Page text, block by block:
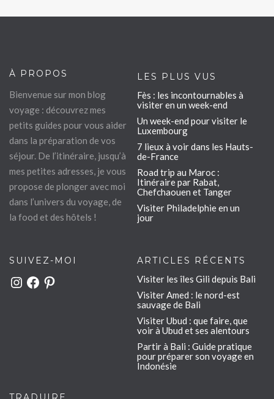
À PROPOS
Bienvenue sur mon blog
voyage : découvrez mes
petits guides pour vous aider
dans la préparation de vos
séjour. De l’itinéraire, jusqu’à
mes petites adresses, je vous
propose de plonger avec moi
dans l’univers du voyage, de
la food et des hôtels !
LES PLUS VUS
Fès : les incontournables à
visiter en un week-end
Un week-end pour visiter le
Luxembourg
7 lieux à voir dans les Hauts-
de-France
Road trip au Maroc :
Itinéraire par Rabat,
Chefchaouen et Tanger
Visiter Philadelphie en un
jour
SUIVEZ-MOI
Instagram
FacebookPinterest
ARTICLES RÉCENTS
Visiter les îles Gili depuis Bali
Visiter Amed : le nord-est
sauvage de Bali
Visiter Ubud : que faire, que
voir à Ubud et ses alentours
Partir à Bali : Guide pratique
pour préparer son voyage en
Indonésie